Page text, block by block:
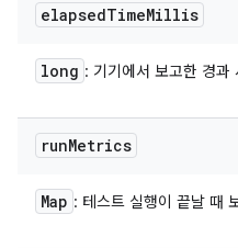
elapsedTimeMillis
long : 기기에서 보고한 경과
runMetrics
Map : 테스트 실행이 끝날 때